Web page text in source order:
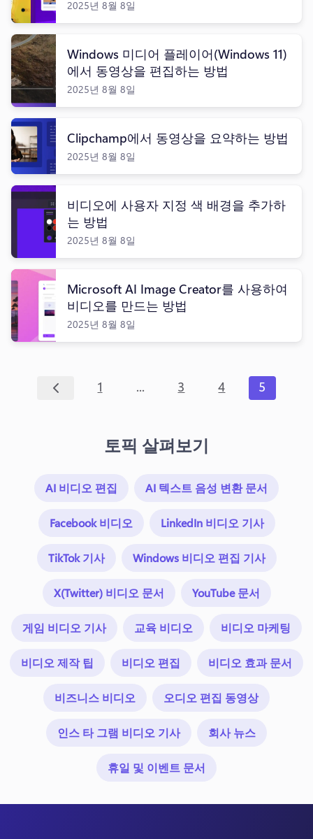
2025년 8월 8일
Windows 미디어 플레이어(Windows 11)
에서 동영상을 편집하는 방법
2025년 8월 8일
Clipchamp에서 동영상을 요약하는 방법
2025년 8월 8일
비디오에 사용자 지정 색 배경을 추가하
는 방법
2025년 8월 8일
Microsoft AI Image Creator를 사용하여
비디오를 만드는 방법
2025년 8월 8일
1 ... 3 4 5
토픽 살펴보기
AI 비디오 편집 AI 텍스트 음성 변환 문서
Facebook 비디오 LinkedIn 비디오 기사
TikTok 기사 Windows 비디오 편집 기사
X(Twitter) 비디오 문서 YouTube 문서
게임 비디오 기사 교육 비디오 비디오 마케팅
비디오 제작 팁 비디오 편집 비디오 효과 문서
비즈니스 비디오 오디오 편집 동영상
인스 타 그램 비디오 기사 회사 뉴스
휴일 및 이벤트 문서